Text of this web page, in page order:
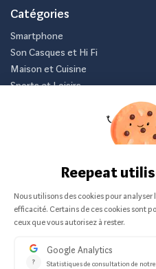
Vendu sur :
Catégories
Smartphone
Son Casques et Hi Fi
Maison et Cuisine
Sports et Loisirs
Nous ne communiquerons jamais